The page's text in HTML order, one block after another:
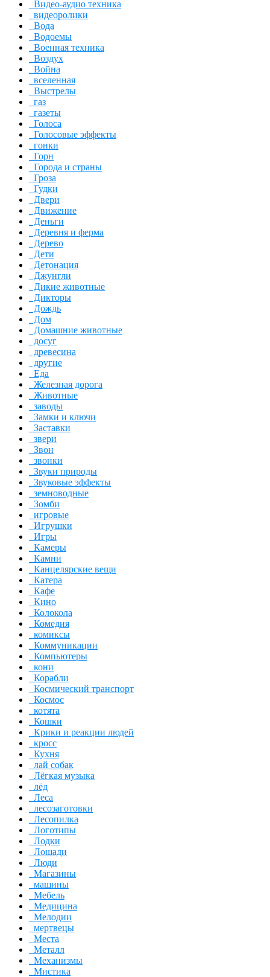
Видео-аудио техника
видеоролики
Вода
Водоемы
Военная техника
Воздух
Война
вселенная
Выстрелы
газ
газеты
Голоса
Голосовые эффекты
гонки
Горн
Города и страны
Гроза
Гудки
Двери
Движение
Деньги
Деревня и ферма
Дерево
Дети
Детонация
Джунгли
Дикие животные
Дикторы
Дождь
Дом
Домашние животные
досуг
древесина
другие
Еда
Железная дорога
Животные
заводы
Замки и ключи
Заставки
звери
Звон
звонки
Звуки природы
Звуковые эффекты
земноводные
Зомби
игровые
Игрушки
Игры
Камеры
Камни
Канцелярские вещи
Катера
Кафе
Кино
Колокола
Комедия
комиксы
Коммуникации
Компьютеры
кони
Корабли
Космический транспорт
Космос
котята
Кошки
Крики и реакции людей
кросс
Кухня
лай собак
Лёгкая музыка
лёд
Леса
лесозаготовки
Лесопилка
Логотипы
Лодки
Лошади
Люди
Магазины
машины
Мебель
Медицина
Мелодии
мертвецы
Места
Металл
Механизмы
Мистика